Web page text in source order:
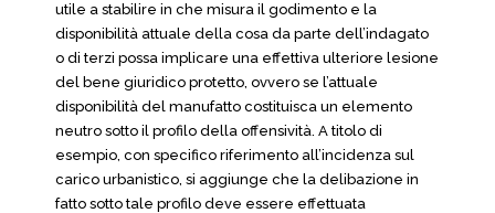
utile a stabilire in che misura il godimento e la
disponibilità attuale della cosa da parte dell’indagato
o di terzi possa implicare una effettiva ulteriore lesione
del bene giuridico protetto, ovvero se l’attuale
disponibilità del manufatto costituisca un elemento
neutro sotto il profilo della offensività. A titolo di
esempio, con specifico riferimento all’incidenza sul
carico urbanistico, si aggiunge che la delibazione in
fatto sotto tale profilo deve essere effettuata